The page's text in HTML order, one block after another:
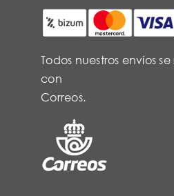
Todos nuestros envíos
con
Correos.